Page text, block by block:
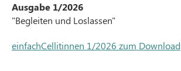
Ausgabe 1/2026
"Begleiten und Loslassen"
einfachCellitinnen 1/2026 zum Download